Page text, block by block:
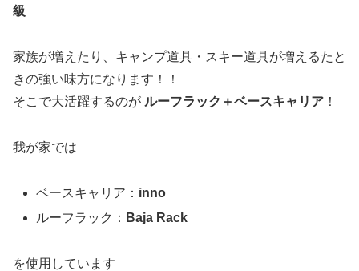
級
家族が増えたり、キャンプ道具・スキー道具が増えるたと
きの強い味方になります！！
そこで大活躍するのが ルーフラック＋ベースキャリア ！
我が家では
ベースキャリア： inno
ルーフラック： Baja Rack
を使用しています